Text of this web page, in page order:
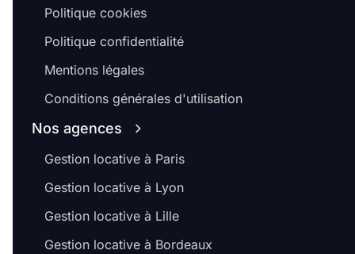
Politique cookies
Politique confidentialité
Mentions légales
Conditions générales d'utilisation
Nos agences
Gestion locative à Paris
Gestion locative à Lyon
Gestion locative à Lille
Gestion locative à Bordeaux